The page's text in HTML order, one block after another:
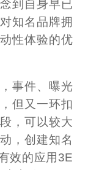
到自身早已
知名品牌拥
性体验的优
事件、曝光
但又一环扣
，可以较大
，创建知名
效的应用3E